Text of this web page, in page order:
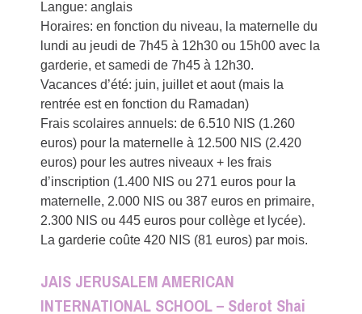
Langue: anglais
Horaires: en fonction du niveau, la maternelle du
lundi au jeudi de 7h45 à 12h30 ou 15h00 avec la
garderie, et samedi de 7h45 à 12h30.
Vacances d’été: juin, juillet et aout (mais la
rentrée est en fonction du Ramadan)
Frais scolaires annuels: de 6.510 NIS (1.260
euros) pour la maternelle à 12.500 NIS (2.420
euros) pour les autres niveaux + les frais
d’inscription (1.400 NIS ou 271 euros pour la
maternelle, 2.000 NIS ou 387 euros en primaire,
2.300 NIS ou 445 euros pour collège et lycée).
La garderie coûte 420 NIS (81 euros) par mois.
JAIS JERUSALEM AMERICAN
INTERNATIONAL SCHOOL – Sderot Shai